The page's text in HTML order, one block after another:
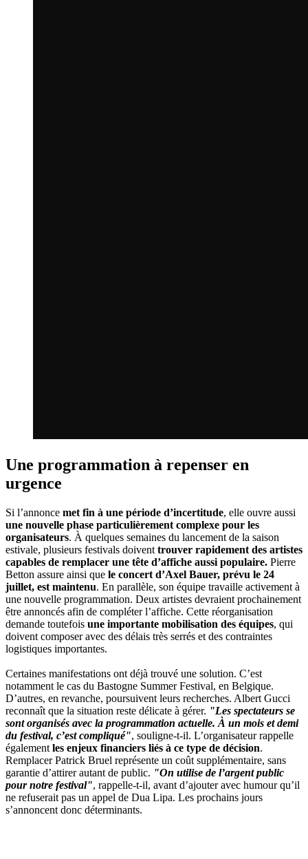
Une programmation à repenser en
urgence
Si l’annonce met fin à une période d’incertitude, elle ouvre aussi
une nouvelle phase particulièrement complexe pour les
organisateurs. À quelques semaines du lancement de la saison
estivale, plusieurs festivals doivent trouver rapidement des artistes
capables de remplacer une tête d’affiche aussi populaire. Pierre
Betton assure ainsi que le concert d’Axel Bauer, prévu le 24
juillet, est maintenu. En parallèle, son équipe travaille activement à
une nouvelle programmation. Deux artistes devraient prochainement
être annoncés afin de compléter l’affiche. Cette réorganisation
demande toutefois une importante mobilisation des équipes, qui
doivent composer avec des délais très serrés et des contraintes
logistiques importantes.
Certaines manifestations ont déjà trouvé une solution. C’est
notamment le cas du Bastogne Summer Festival, en Belgique.
D’autres, en revanche, poursuivent leurs recherches. Albert Gucci
reconnaît que la situation reste délicate à gérer. "Les spectateurs se
sont organisés avec la programmation actuelle. À un mois et demi
du festival, c’est compliqué", souligne-t-il. L’organisateur rappelle
également les enjeux financiers liés à ce type de décision.
Remplacer Patrick Bruel représente un coût supplémentaire, sans
garantie d’attirer autant de public. "On utilise de l’argent public
pour notre festival", rappelle-t-il, avant d’ajouter avec humour qu’il
ne refuserait pas un appel de Dua Lipa. Les prochains jours
s’annoncent donc déterminants.